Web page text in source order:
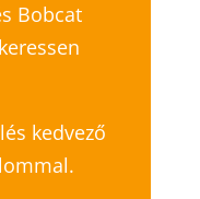
Bobcat
kedvező